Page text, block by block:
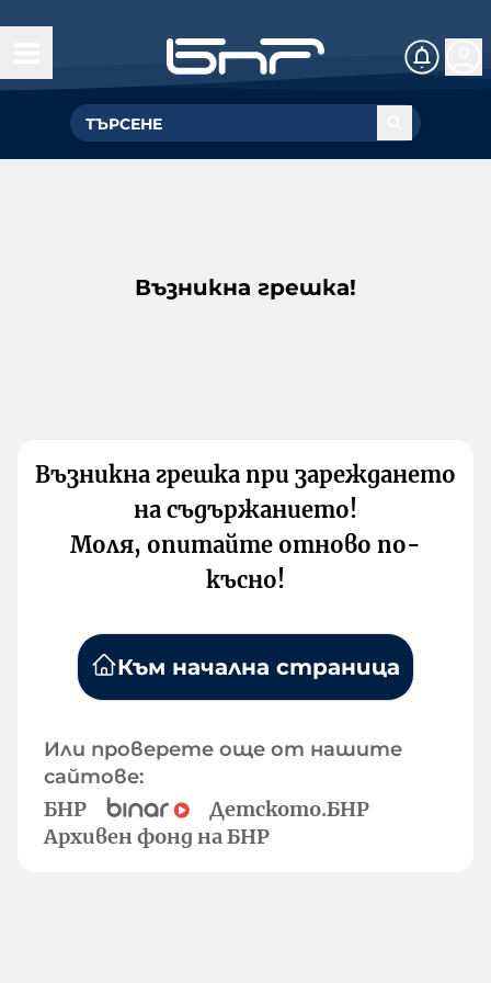
Възникна грешка!
Възникна грешка при зареждането
на съдържанието!
Моля, опитайте отново по-
късно!
Към начална страница
Или проверете още от нашите
сайтове:
БНР
Детското.БНР
Архивен фонд на БНР